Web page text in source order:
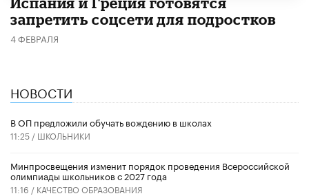
запретить соцсети для подростков
4 ФЕВРАЛЯ
НОВОСТИ
В ОП предложили обучать вождению в школах
11:25 / ШКОЛЬНИКИ
Минпросвещения изменит порядок проведения Всероссийской
олимпиады школьников с 2027 года
11:16 / КАЧЕСТВО ОБРАЗОВАНИЯ